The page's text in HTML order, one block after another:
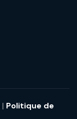
| Politique de